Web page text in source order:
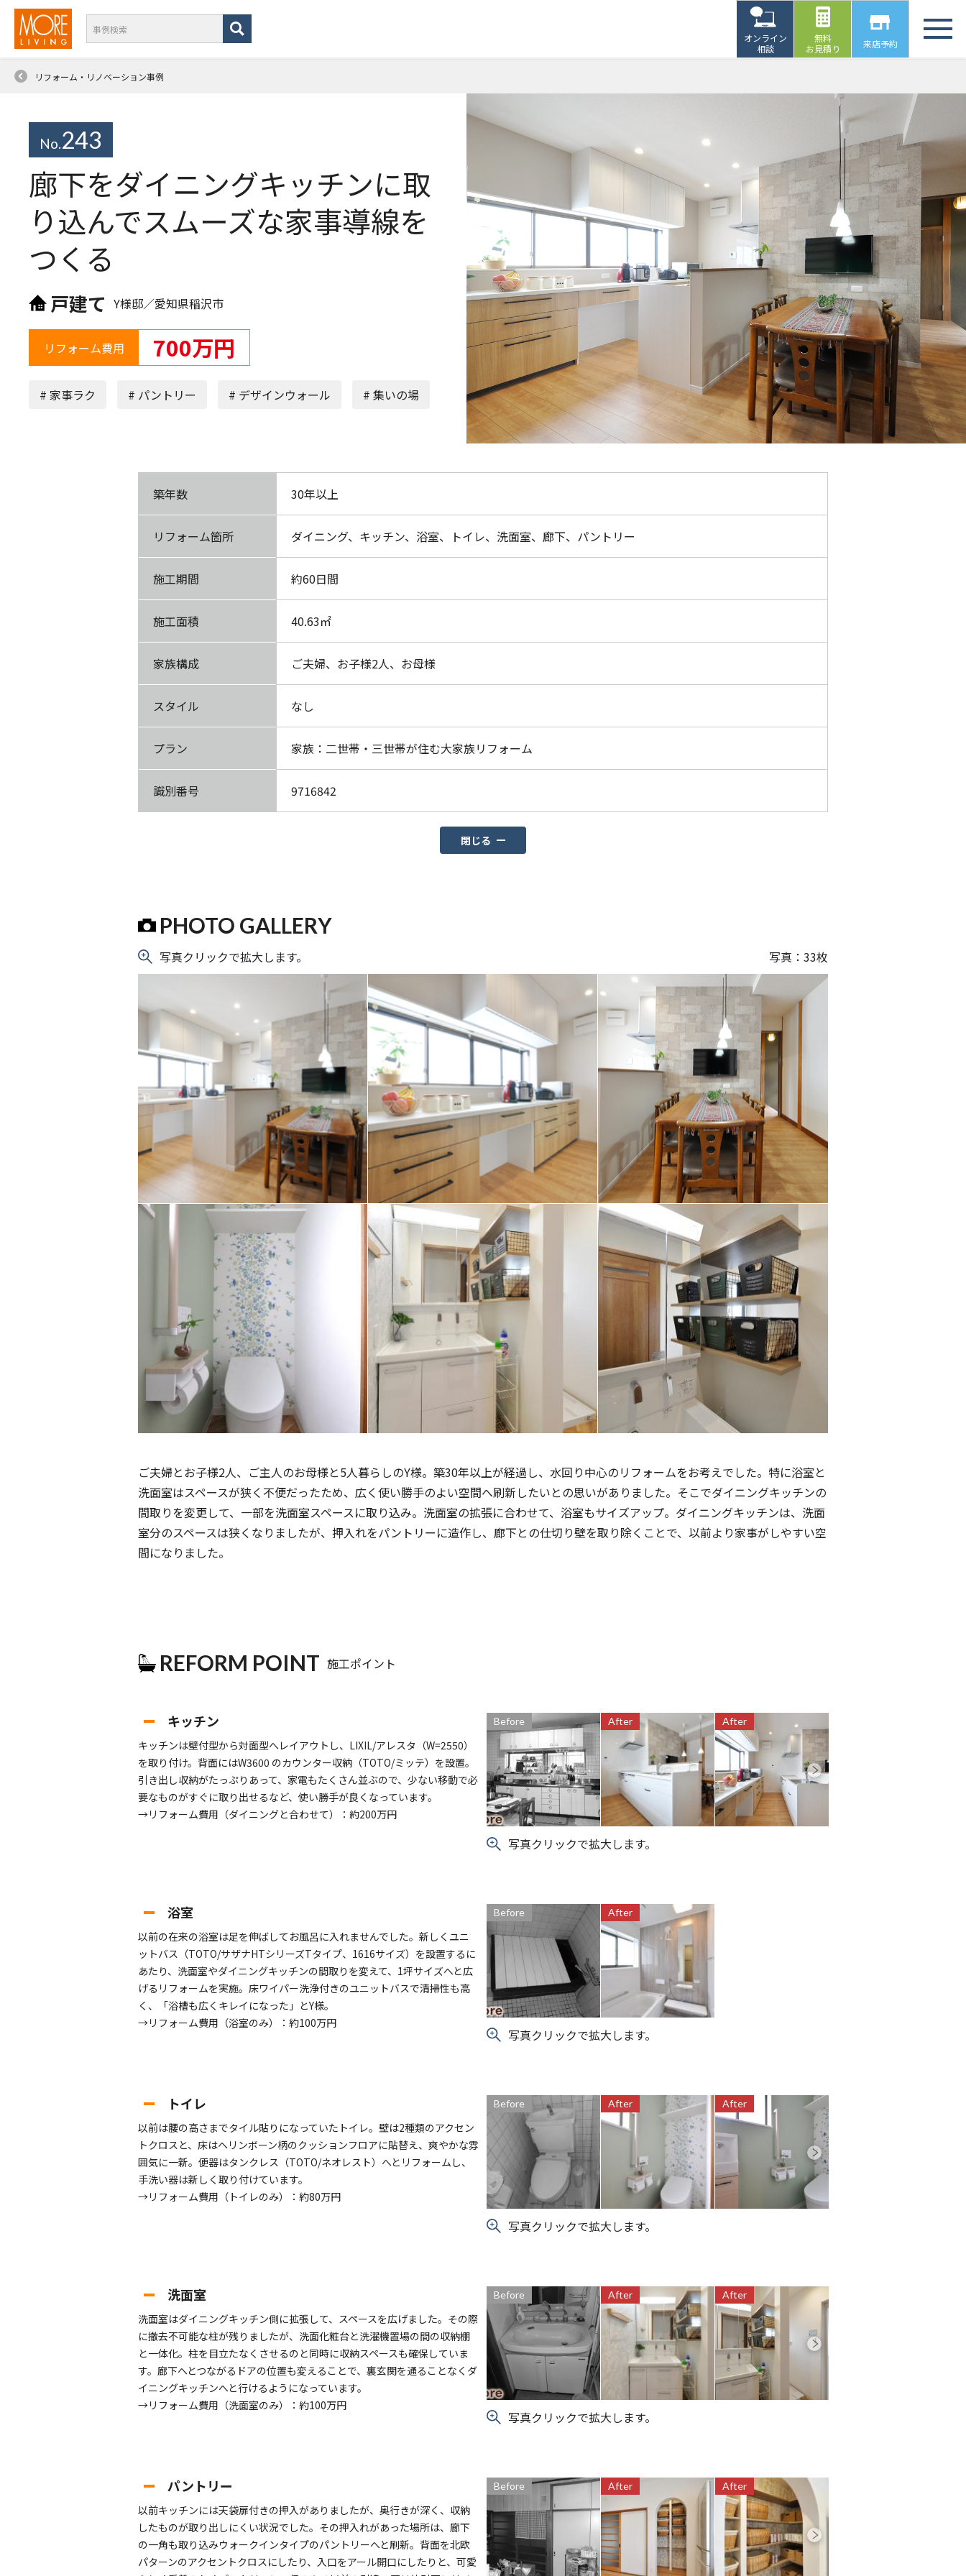
オンライン
相談
無料
お見積り
来店予約
リフォーム・リノベーション事例
No.243
廊下をダイニングキッチンに取
り込んでスムーズな家事導線を
つくる
戸建て Y様邸／愛知県稲沢市
リフォーム費用 700万円
# 家事ラク # パントリー # デザインウォール # 集いの場
築年数 30年以上
リフォーム箇所 ダイニング、キッチン、浴室、トイレ、洗面室、廊下、パントリー
施工期間 約60日間
施工面積 40.63㎡
家族構成 ご夫婦、お子様2人、お母様
スタイル なし
プラン 家族：二世帯・三世帯が住む大家族リフォーム
識別番号 9716842
閉じる
PHOTO GALLERY
写真クリックで拡大します。 写真： 33枚
ご夫婦とお子様2人、 ご主人のお母様と5人暮らしのY様。 築30年以上が経過し、水回り中心のリフォームをお考えでした。特に浴室と
洗面室はスペースが狭く不便だったため、広く使い勝手のよい空間へ刷新したいとの思いがありました。そこでダイニングキッチンの
間取りを変更して、一部を洗面室スペースに取り込み。洗面室の拡張に合わせて、浴室もサイズアップ。ダイニングキッチンは、洗面
室分のスペースは狭くなりましたが、押入れをパントリーに造作し、廊下との仕切り壁を取り除くことで、以前より家事がしやすい空
間になりました。
REFORM POINT 施工ポイント
キッチン
キッチンは壁付型から対面型へレイアウトし、LIXIL/アレスタ（W=2550）
を取り付け。背面にはW3600 のカウンター収納（TOTO/ミッテ）を設置。
引き出し収納がたっぷりあって、家電もたくさん並ぶので、少ない移動で必
要なものがすぐに取り出せるなど、使い勝手が良くなっています。
→リフォーム費用（ダイニングと合わせて）：約200万円
Before After After
写真クリックで拡大します。
浴室
以前の在来の浴室は足を伸ばしてお風呂に入れませんでした。新しくユニ
ットバス（TOTO/サザナHTシリーズTタイプ、1616サイズ）を設置するに
あたり、洗面室やダイニングキッチンの間取りを変えて、1坪サイズへと広
げるリフォームを実施。床ワイパー洗浄付きのユニットバスで清掃性も高
く、「浴槽も広くキレイになった」とY様。
→リフォーム費用（浴室のみ）：約100万円
Before After
写真クリックで拡大します。
トイレ
以前は腰の高さまでタイル貼りになっていたトイレ。壁は2種類のアクセン
トクロスと、床はヘリンボーン柄のクッションフロアに貼替え、爽やかな雰
囲気に一新。便器はタンクレス（TOTO/ネオレスト）へとリフォームし、
手洗い器は新しく取り付けています。
→リフォーム費用（トイレのみ）：約80万円
Before After After
写真クリックで拡大します。
洗面室
洗面室はダイニングキッチン側に拡張して、スペースを広げました。その際
に撤去不可能な柱が残りましたが、洗面化粧台と洗濯機置場の間の収納棚
と一体化。柱を目立たなくさせるのと同時に収納スペースも確保していま
す。廊下へとつながるドアの位置も変えることで、裏玄関を通ることなくダ
イニングキッチンへと行けるようになっています。
→リフォーム費用（洗面室のみ）：約100万円
Before After After
写真クリックで拡大します。
パントリー
以前キッチンには天袋扉付きの押入がありましたが、奥行きが深く、収納
したものが取り出しにくい状況でした。その押入れがあった場所は、廊下
の一角も取り込みウォークインタイプのパントリーへと刷新。背面を北欧
パターンのアクセントクロスにしたり、入口をアール開口にしたりと、可愛
Before After After